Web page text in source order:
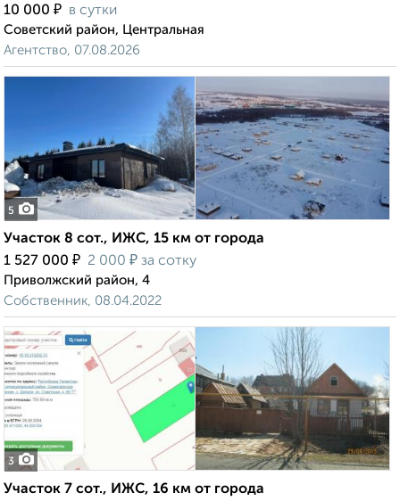
10 000 ₽ в сутки
Советский район, Центральная
Агентство, 07.08.2026
5
Участок 8 сот., ИЖС, 15 км от города
1 527 000 ₽ 2 000 ₽ за сотку
Приволжский район, 4
Собственник, 08.04.2022
3
Участок 7 сот., ИЖС, 16 км от города